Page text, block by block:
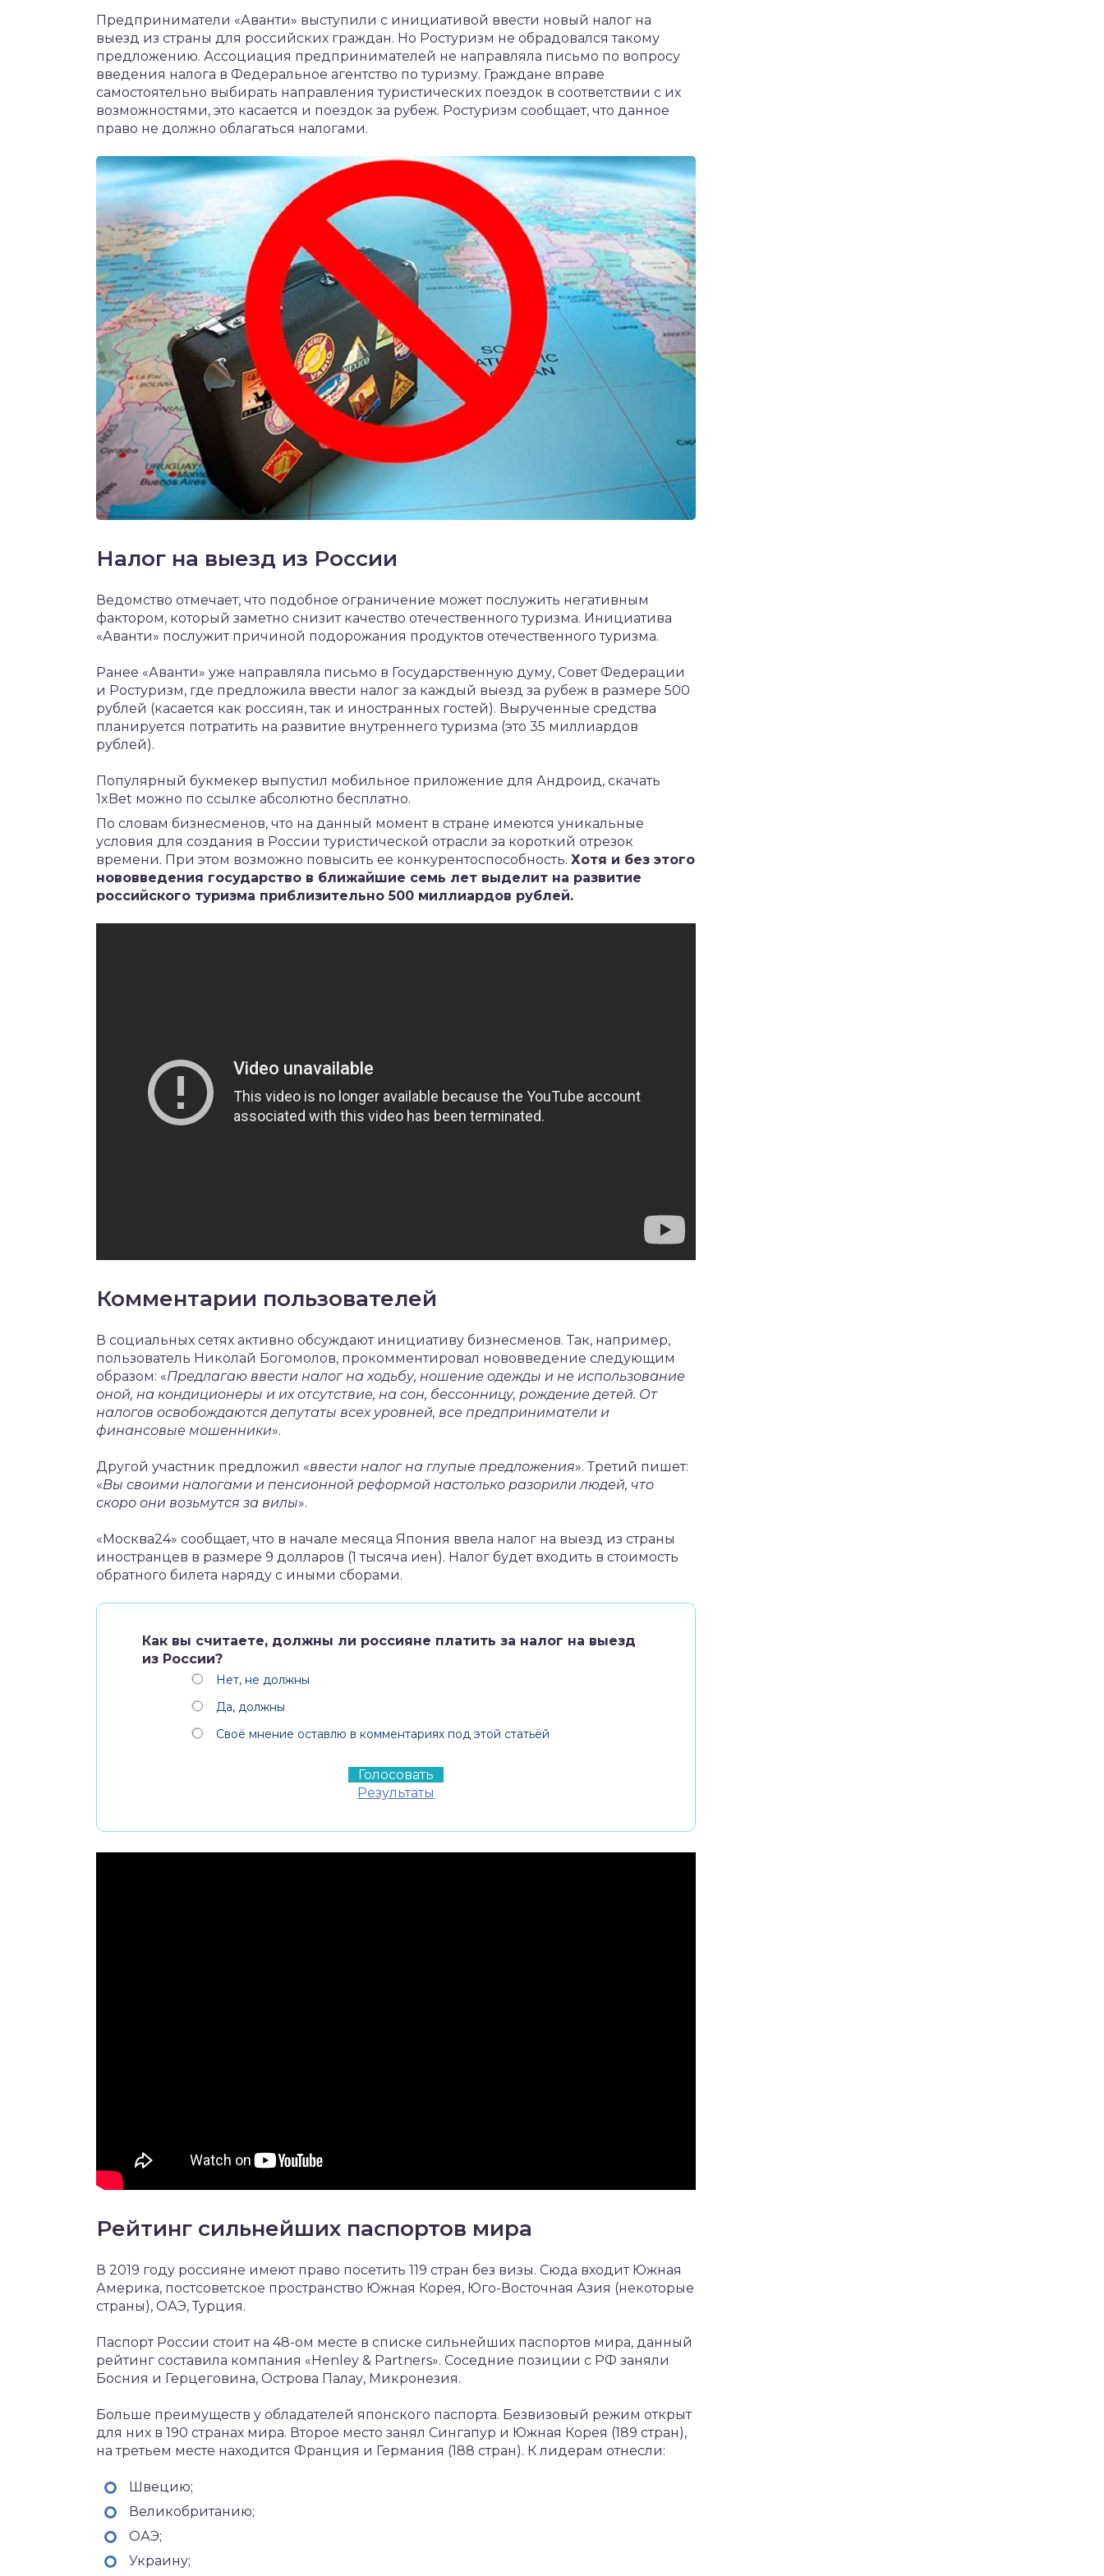
Предприниматели «Аванти» выступили с инициативой ввести новый налог на
выезд из страны для российских граждан. Но Ростуризм не обрадовался такому
предложению. Ассоциация предпринимателей не направляла письмо по вопросу
введения налога в Федеральное агентство по туризму. Граждане вправе
самостоятельно выбирать направления туристических поездок в соответствии с их
возможностями, это касается и поездок за рубеж. Ростуризм сообщает, что данное
право не должно облагаться налогами.
Налог на выезд из России
Ведомство отмечает, что подобное ограничение может послужить негативным
фактором, который заметно снизит качество отечественного туризма. Инициатива
«Аванти» послужит причиной подорожания продуктов отечественного туризма.
Ранее «Аванти» уже направляла письмо в Государственную думу, Совет Федерации
и Ростуризм, где предложила ввести налог за каждый выезд за рубеж в размере 500
рублей (касается как россиян, так и иностранных гостей). Вырученные средства
планируется потратить на развитие внутреннего туризма (это 35 миллиардов
рублей).
Популярный букмекер выпустил мобильное приложение для Андроид, скачать
1xBet можно по ссылке абсолютно бесплатно.
По словам бизнесменов, что на данный момент в стране имеются уникальные
условия для создания в России туристической отрасли за короткий отрезок
времени. При этом возможно повысить ее конкурентоспособность. Хотя и без этого
нововведения государство в ближайшие семь лет выделит на развитие
российского туризма приблизительно 500 миллиардов рублей.
Комментарии пользователей
В социальных сетях активно обсуждают инициативу бизнесменов. Так, например,
пользователь Николай Богомолов, прокомментировал нововведение следующим
образом: «Предлагаю ввести налог на ходьбу, ношение одежды и не использование
оной, на кондиционеры и их отсутствие, на сон, бессонницу, рождение детей. От
налогов освобождаются депутаты всех уровней, все предприниматели и
финансовые мошенники».
Другой участник предложил «ввести налог на глупые предложения». Третий пишет:
«Вы своими налогами и пенсионной реформой настолько разорили людей, что
скоро они возьмутся за вилы».
«Москва24» сообщает, что в начале месяца Япония ввела налог на выезд из страны
иностранцев в размере 9 долларов (1 тысяча иен). Налог будет входить в стоимость
обратного билета наряду с иными сборами.
Как вы считаете, должны ли россияне платить за налог на выезд
из России?
Нет, не должны
Да, должны
Своё мнение оставлю в комментариях под этой статьёй
Результаты
Рейтинг сильнейших паспортов мира
В 2019 году россияне имеют право посетить 119 стран без визы. Сюда входит Южная
Америка, постсоветское пространство Южная Корея, Юго-Восточная Азия (некоторые
страны), ОАЭ, Турция.
Паспорт России стоит на 48-ом месте в списке сильнейших паспортов мира, данный
рейтинг составила компания «Henley & Partners». Соседние позиции с РФ заняли
Босния и Герцеговина, Острова Палау, Микронезия.
Больше преимуществ у обладателей японского паспорта. Безвизовый режим открыт
для них в 190 странах мира. Второе место занял Сингапур и Южная Корея (189 стран),
на третьем месте находится Франция и Германия (188 стран). К лидерам отнесли:
Швецию;
Великобританию;
ОАЭ;
Украину;
крыши и кровли